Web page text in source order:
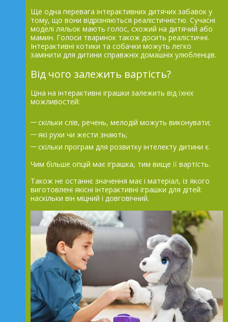
Ще одна перевага інтерактивних дитячих забавок у
тому, що вони відрізняються реалістичністю. Сучасні
моделі ляльок мають голос, схожий на дитячий або
мамин. Голоси тваринок також досить реалістичні.
Інтерактивні котики та собачки можуть легко
замінити для дитини справжніх домашніх улюбленців.
Від чого залежить вартість?
Ціна на інтерактивні іграшки залежить від їхніх
можливостей:
скільки слів, речень, мелодій можуть виконувати;
які рухи чи жести знають;
скільки програм для розвитку інтелекту дитини є.
Чим більше опцій має іграшка, тим вище її вартість.
Також не останнє значення має і матеріал, із якого
виготовлені якісні інтерактивні іграшки для дітей:
наскільки він міцний і довговічний.